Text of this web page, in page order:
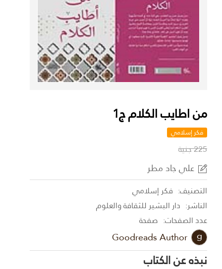
من اطايب الكلام ج1
فكر إسلامي
225 جنية
علي جاد مطر
التصنيف: فكر إسلامي
الناشر: دار البشير للثقافة والعلوم
عدد الصفحات: صفحة
Goodreads Author
نبذه عن الكتاب